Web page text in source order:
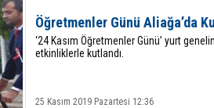
Öğretmenler Günü Aliağa’da
‘24 Kasım Öğretmenler Günü’ yurt
etkinliklerle kutlandı.
25 Kasım 2019 Pazartesi 12:36